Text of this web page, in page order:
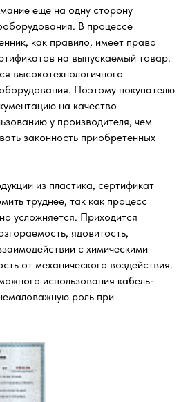
еще на одну сторону
В процессе
как правило, имеет право
на выпускаемый товар.
высокотехнологичного
Поэтому покупателю
на качество
у производителя, чем
законность приобретенных
из пластика, сертификат
труднее, так как процесс
усложняется. Приходится
ядовитость,
с химическими
от механического воздействия.
использования кабель-
роль при